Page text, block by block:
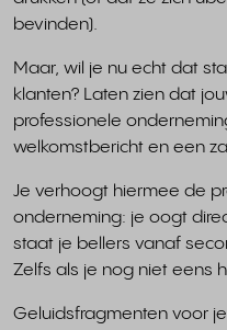
bevinden).
Maar, wil je nu echt dat
klanten? Laten zien dat
professionele
welkomstbericht en een
Je verhoogt hiermee de
onderneming: je oogt
staat je bellers vanaf
Zelfs als je nog niet eens
Geluidsfragmenten voor